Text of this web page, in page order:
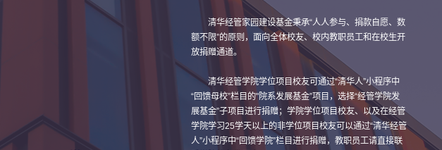
清华经管家园建设基金秉承“人人参与、捐款自愿、数
额不限”的原则，面向全体校友、校内教职员工和在校生开
放捐赠通道。
清华经管学院学位项目校友可通过“清华人”小程序中
“回馈母校”栏目的"院系发展基金”项目，选择“经管学院发
展基金”子项目进行捐赠；学院学位项目校友、以及在经管
学院学习25学天以上的非学位项目校友可以通过“清华经管
人”小程序中“回馈学院”栏目进行捐赠，教职员工请直接联